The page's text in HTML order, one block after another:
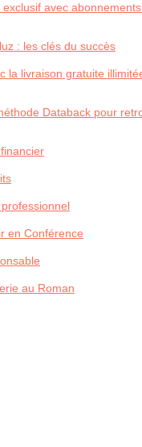
avec
: les clés du succès
la livraison gratuite
Databack pour
en Conférence
au Roman